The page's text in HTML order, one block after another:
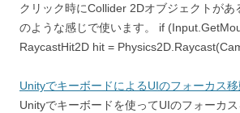
クリック時にCollider 2Dオブジェクトがあ
のような感じで使います。 if
RaycastHit2D hit =
UnityでキーボードによるUIのフォーカス
Unityでキーボードを使ってUIのフォーカ